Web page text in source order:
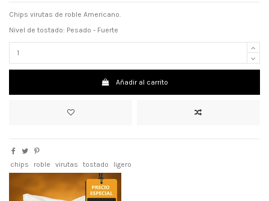
Chips virutas de roble Americano.
Nivel de tostado: Pesado - Fuerte
Añadir al carrito
chips roble virutas tostado ligero